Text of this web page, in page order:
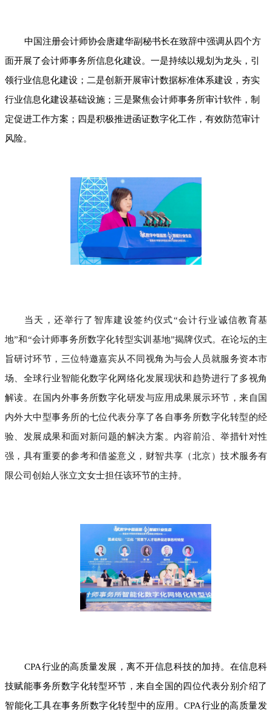
中国注册会计师协会唐建华副秘书长在致辞中强调从四个方
面开展了会计师事务所信息化建设。一是持续以规划为龙头，引
领行业信息化建设；二是创新开展审计数据标准体系建设，夯实
行业信息化建设基础设施；三是聚焦会计师事务所审计软件，制
定促进工作方案；四是积极推进函证数字化工作，有效防范审计
风险。
当天，还举行了智库建设签约仪式“会计行业诚信教育基
地”和“会计师事务所数字化转型实训基地”揭牌仪式。在论坛的主
旨研讨环节，三位特邀嘉宾从不同视角为与会人员就服务资本市
场、全球行业智能化数字化网络化发展现状和趋势进行了多视角
解读。在国内外事务所数字化研发与应用成果展示环节，来自国
内外大中型事务所的七位代表分享了各自事务所数字化转型的经
验、发展成果和面对新问题的解决方案。内容前沿、举措针对性
强，具有重要的参考和借鉴意义，财智共享（北京）技术服务有
限公司创始人张立文女士担任该环节的主持。
CPA行业的高质量发展，离不开信息科技的加持。在信息科
技赋能事务所数字化转型环节，来自全国的四位代表分别介绍了
智能化工具在事务所数字化转型中的应用。CPA行业的高质量发